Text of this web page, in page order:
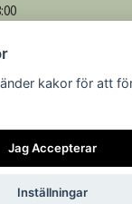
kakor för att
Jag Accepterar
Inställningar